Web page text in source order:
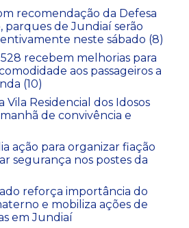
recomendação da Defesa
parques de Jundiaí serão
neste sábado (8)
recebem melhorias para
aos passageiros a
(10)
Vila Residencial dos Idosos
de convivência e
ação para organizar fiação
segurança nos postes da
reforça importância do
e mobiliza ações de
em Jundiaí